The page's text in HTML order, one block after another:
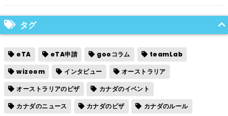
タグ
eTA eTA申請 gooコラム
teamLab
wizoom
インタビュー
オーストラリア
オーストラリアのビザ
カナダのイベント
カナダのニュース
カナダのビザ
カナダのルール